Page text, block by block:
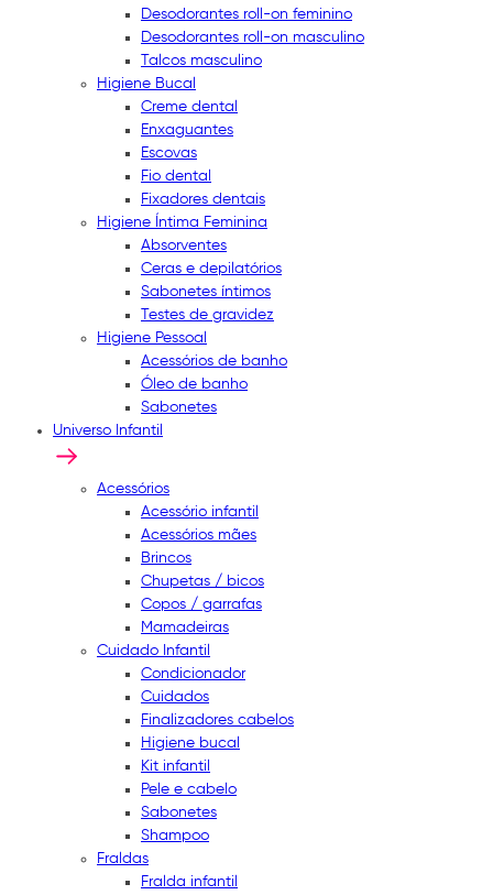
Desodorantes roll-on feminino
Desodorantes roll-on masculino
Talcos masculino
Higiene Bucal
Creme dental
Enxaguantes
Escovas
Fio dental
Fixadores dentais
Higiene Íntima Feminina
Absorventes
Ceras e depilatórios
Sabonetes íntimos
Testes de gravidez
Higiene Pessoal
Acessórios de banho
Óleo de banho
Sabonetes
Universo Infantil
Acessórios
Acessório infantil
Acessórios mães
Brincos
Chupetas / bicos
Copos / garrafas
Mamadeiras
Cuidado Infantil
Condicionador
Cuidados
Finalizadores cabelos
Higiene bucal
Kit infantil
Pele e cabelo
Sabonetes
Shampoo
Fraldas
Fralda infantil